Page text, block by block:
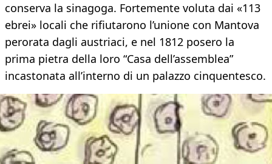
conserva la sinagoga. Fortemente voluta dai «113
ebrei» locali che rifiutarono l’unione con Mantova
perorata dagli austriaci, e nel 1812 posero la
prima pietra della loro “Casa dell’assemblea”
incastonata all’interno di un palazzo cinquentesco.